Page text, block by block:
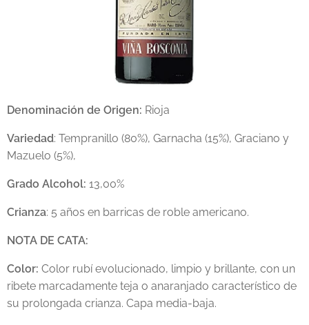
Denominación de Origen: Rioja
Variedad: Tempranillo (80%), Garnacha (15%), Graciano y
Mazuelo (5%),
Grado Alcohol: 13,00%
Crianza: 5 años en barricas de roble americano.
NOTA DE CATA:
Color: Color rubí evolucionado, limpio y brillante, con un
ribete marcadamente teja o anaranjado característico de
su prolongada crianza. Capa media-baja.